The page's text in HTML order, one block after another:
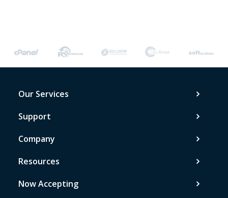
Our Services
Support
Company
Resources
Now Accepting